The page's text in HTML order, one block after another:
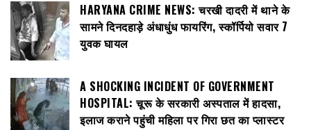
HARYANA CRIME NEWS: चरखी दादरी में थाने के
सामने दिनदहाड़े अंधाधुंध फायरिंग, स्कॉर्पियो सवार 7
युवक घायल
A SHOCKING INCIDENT OF GOVERNMENT
HOSPITAL: चूरू के सरकारी अस्पताल में हादसा,
इलाज कराने पहुंची महिला पर गिरा छत का प्लास्टर